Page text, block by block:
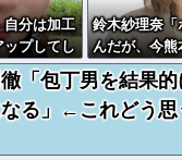
自分は加工
ップしてし
鈴木紗理奈「
んだが、今熊
支援になる」
「包丁男を結果
る」←これどう思